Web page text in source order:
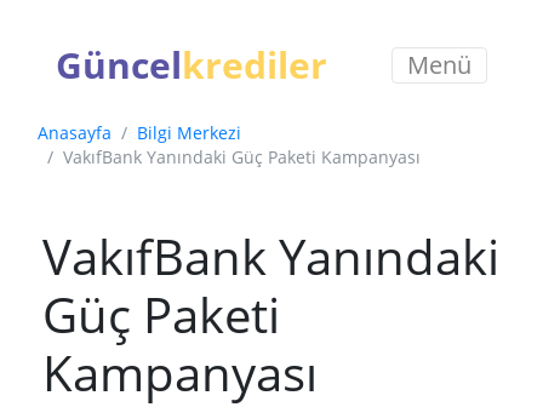
Güncelkrediler Menü
Anasayfa
Bilgi Merkezi
VakıfBank Yanındaki Güç Paketi Kampanyası
VakıfBank Yanındaki
Güç Paketi
Kampanyası